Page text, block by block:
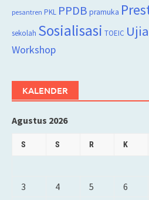
pesantren PKL PPDB pramuka
sekolah Sosialisasi TOEIC
Workshop
KALENDER
Agustus 2026
S S R K
3
4 5 6